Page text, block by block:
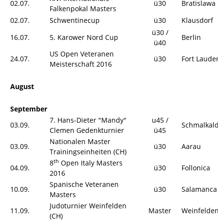
02.07.
Falkenpokal Masters
ü30
Bratislawa
02.07.
Schwentinecup ü30
Klausdorf
16.07.
5. Karower Nord Cup
ü30 /
ü40
Berlin
24.07.
US Open Veteranen
Meisterschaft 2016
ü30 Fort
August
September
03.09.
7. Hans-Dieter "Mandy"
Clemen Gedenkturnier
u45 /
ü45
03.09.
Nationalen Master
Trainingseinheiten (CH)
ü30 Aarau
04.09.
8th Open Italy Masters
2016
ü30 Follonica
10.09.
Spanische Veteranen
Masters
ü30 Salamanca
11.09.
Judoturnier Weinfelden
(CH)
Master